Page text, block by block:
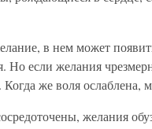
в нем может
если желания
Когда же воля
желания